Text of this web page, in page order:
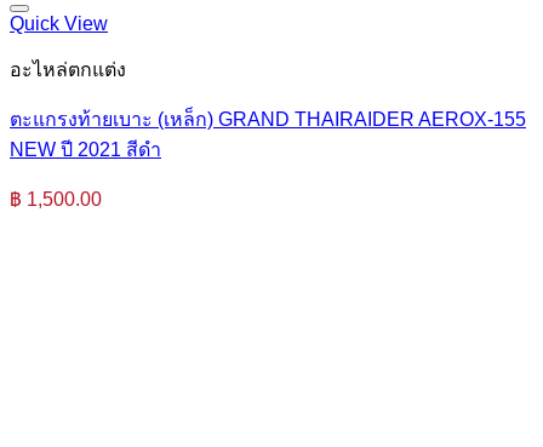
Quick View
อะไหล่ตกแต่ง
ตะแกรงท้ายเบาะ (เหล็ก) GRAND THAIRAIDER AEROX-155
NEW ปี 2021 สีดำ
฿ 1,500.00